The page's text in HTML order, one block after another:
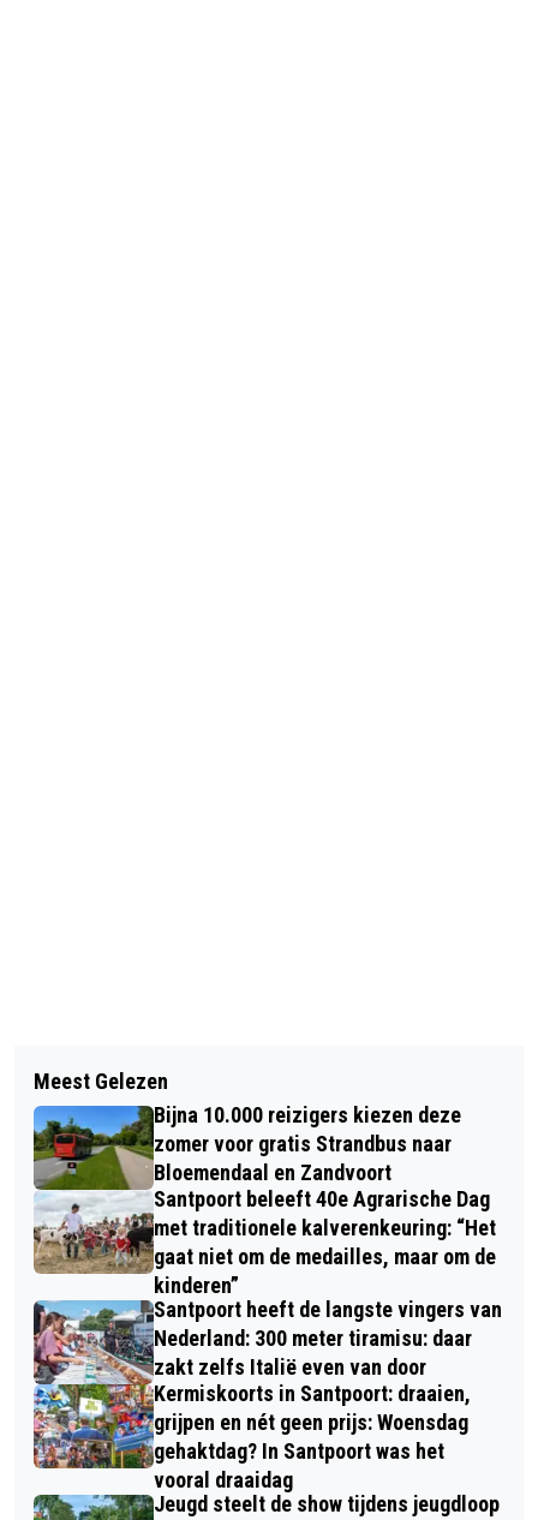
DODENHERDENKING 2018
WILDHOEFPLANTSOEN BLOEMENDAAL
(ZIE OOK FILMPJE)
DORP BLOEMENDAAL ZET ZICH IN
VOOR BESTRIJDING VAN
KINDERPROSTITUTIE
Meest Gelezen
Bijna 10.000 reizigers kiezen deze
zomer voor gratis Strandbus naar
Bloemendaal en Zandvoort
Santpoort beleeft 40e Agrarische Dag
met traditionele kalverenkeuring: “Het
gaat niet om de medailles, maar om de
kinderen”
Santpoort heeft de langste vingers van
Nederland: 300 meter tiramisu: daar
zakt zelfs Italië even van door
Kermiskoorts in Santpoort: draaien,
grijpen en nét geen prijs: Woensdag
gehaktdag? In Santpoort was het
vooral draaidag
Jeugd steelt de show tijdens jeugdloop